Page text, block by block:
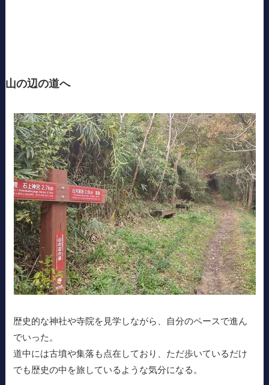
山の辺の道へ
歴史的な神社や寺院を見学しながら、自分のペースで進ん
でいった。
道中には古墳や集落も点在しており、ただ歩いているだけ
でも歴史の中を旅しているような気分になる。